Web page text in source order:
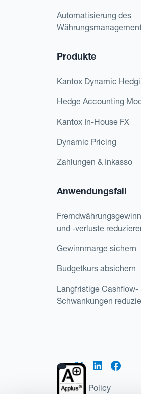
Automatisierung des
Produkte
Kantox Dynamic
Hedge Accounting
Kantox In-House FX
Dynamic Pricing
Zahlungen & Inkasso
Anwendungsfall
und -verluste
Gewinnmarge sichern
Budgetkurs absichern
Langfristige Cashflow-
Schwankungen
Cookies Policy